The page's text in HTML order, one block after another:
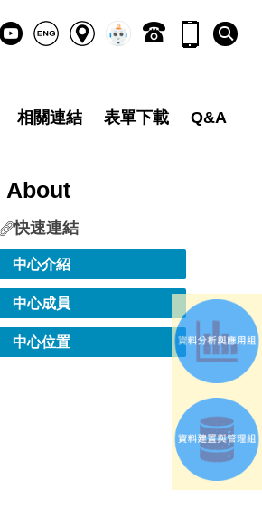
相關連結 表單下載 Q&A
About
快速連結
中心介紹
中心成員
中心位置